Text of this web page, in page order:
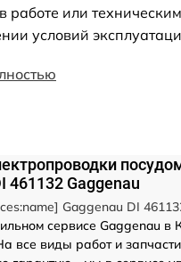
работе или
условий
Gaggenau
Gaggenau DI
сервисе Gaggenau в
все виды работ и